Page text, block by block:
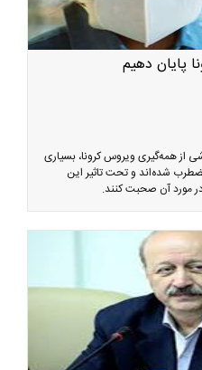
پایان دهیم
از همه‌گیری ویروس کرونا، بسیاری
مضطرب شده‌اند و تحت تاثیر این
مورد آن صحبت کنند.